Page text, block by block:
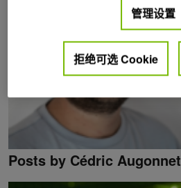
Posts by Cédric Augonnet
管理设置
拒绝可选 Cookie